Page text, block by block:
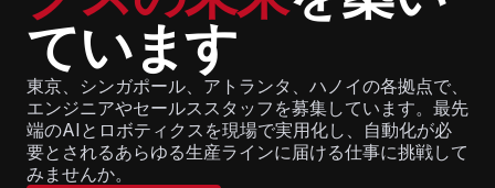
ています
東京、シンガポール、アトランタ、ハノイの各拠点で、
エンジニアやセールススタッフを募集しています。最先
端のAIとロボティクスを現場で実用化し、自動化が必
要とされるあらゆる生産ラインに届ける仕事に挑戦して
みませんか。